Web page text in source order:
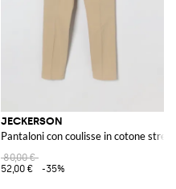
JECKERSON
Pantaloni con coulisse in cotone
80,00 €
52,00 €
-35%